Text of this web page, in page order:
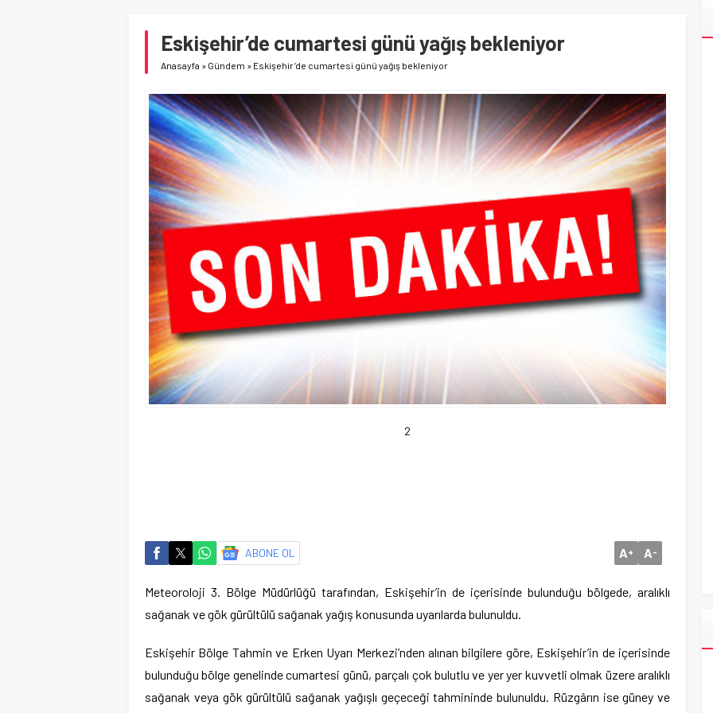
Eskişehir’de cumartesi günü yağış bekleniyor
Anasayfa » Gündem » Eskişehir’de cumartesi günü yağış bekleniyor
2
ABONE OL A+ A-
Meteoroloji 3. Bölge Müdürlüğü tarafından, Eskişehir’in de içerisinde bulunduğu bölgede, aralıklı
sağanak ve gök gürültülü sağanak yağış konusunda uyarılarda bulunuldu.
Eskişehir Bölge Tahmin ve Erken Uyarı Merkezi’nden alınan bilgilere göre, Eskişehir’in de içerisinde
bulunduğu bölge genelinde cumartesi günü, parçalı çok bulutlu ve yer yer kuvvetli olmak üzere aralıklı
sağanak veya gök gürültülü sağanak yağışlı geçeceği tahmininde bulunuldu. Rüzgârın ise güney ve